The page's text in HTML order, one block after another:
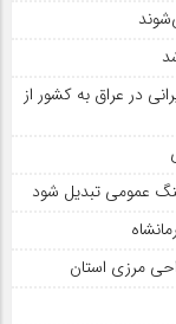
در عراق به کشور از
عمومی تبدیل شود
مرزی استان